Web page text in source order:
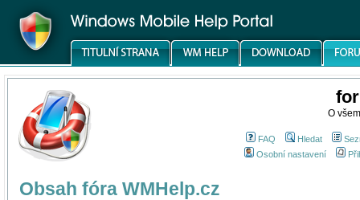
O
FAQ Hledat
Osobní nastavení
Obsah fóra WMHelp.cz